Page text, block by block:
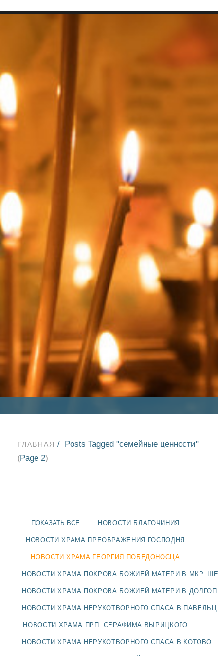
SEARCH
НОВОСТИ
БЛАГОЧИНИЯ
ГЛАВНАЯ Posts Tagged "семейные ценности"
(Page 2)
ПОКАЗАТЬ ВСЕ НОВОСТИ БЛАГОЧИНИЯ
НОВОСТИ ХРАМА ПРЕОБРАЖЕНИЯ ГОСПОДНЯ
НОВОСТИ ХРАМА ГЕОРГИЯ ПОБЕДОНОСЦА
НОВОСТИ ХРАМА ПОКРОВА БОЖИЕЙ МАТЕРИ В МКР.
НОВОСТИ ХРАМА ПОКРОВА БОЖИЕЙ МАТЕРИ В
НОВОСТИ ХРАМА НЕРУКОТВОРНОГО СПАСА В
НОВОСТИ ХРАМА ПРП. СЕРАФИМА ВЫРИЦКОГО
НОВОСТИ ХРАМА НЕРУКОТВОРНОГО СПАСА В КОТОВО